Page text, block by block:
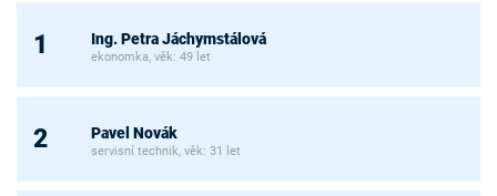
1 Ing. Petra Jáchymstálová
ekonomka, věk: 49 let
2 Pavel Novák
servisní technik, věk: 31 let